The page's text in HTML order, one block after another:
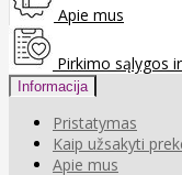
Apie mus
Pirkimo sąlygos
Informacija
Pristatymas
Kaip užsakyti
Apie mus